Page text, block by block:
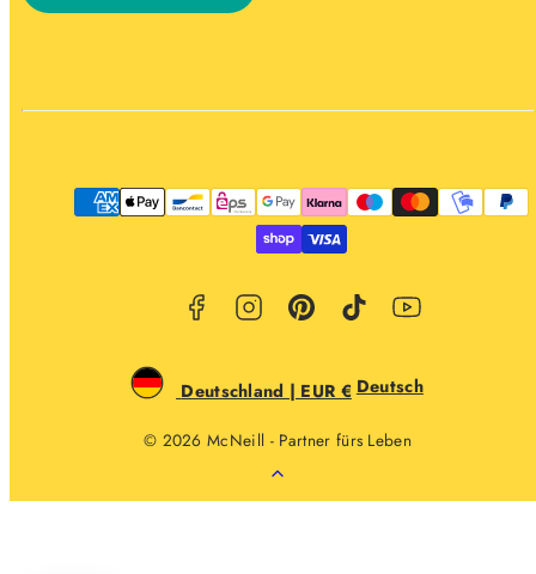
Zahlungsarten
Facebook
Instagram
Pinterest
YouTube
Deutschland | EUR € Deutsch
© 2026 McNeill - Partner fürs Leben
nach